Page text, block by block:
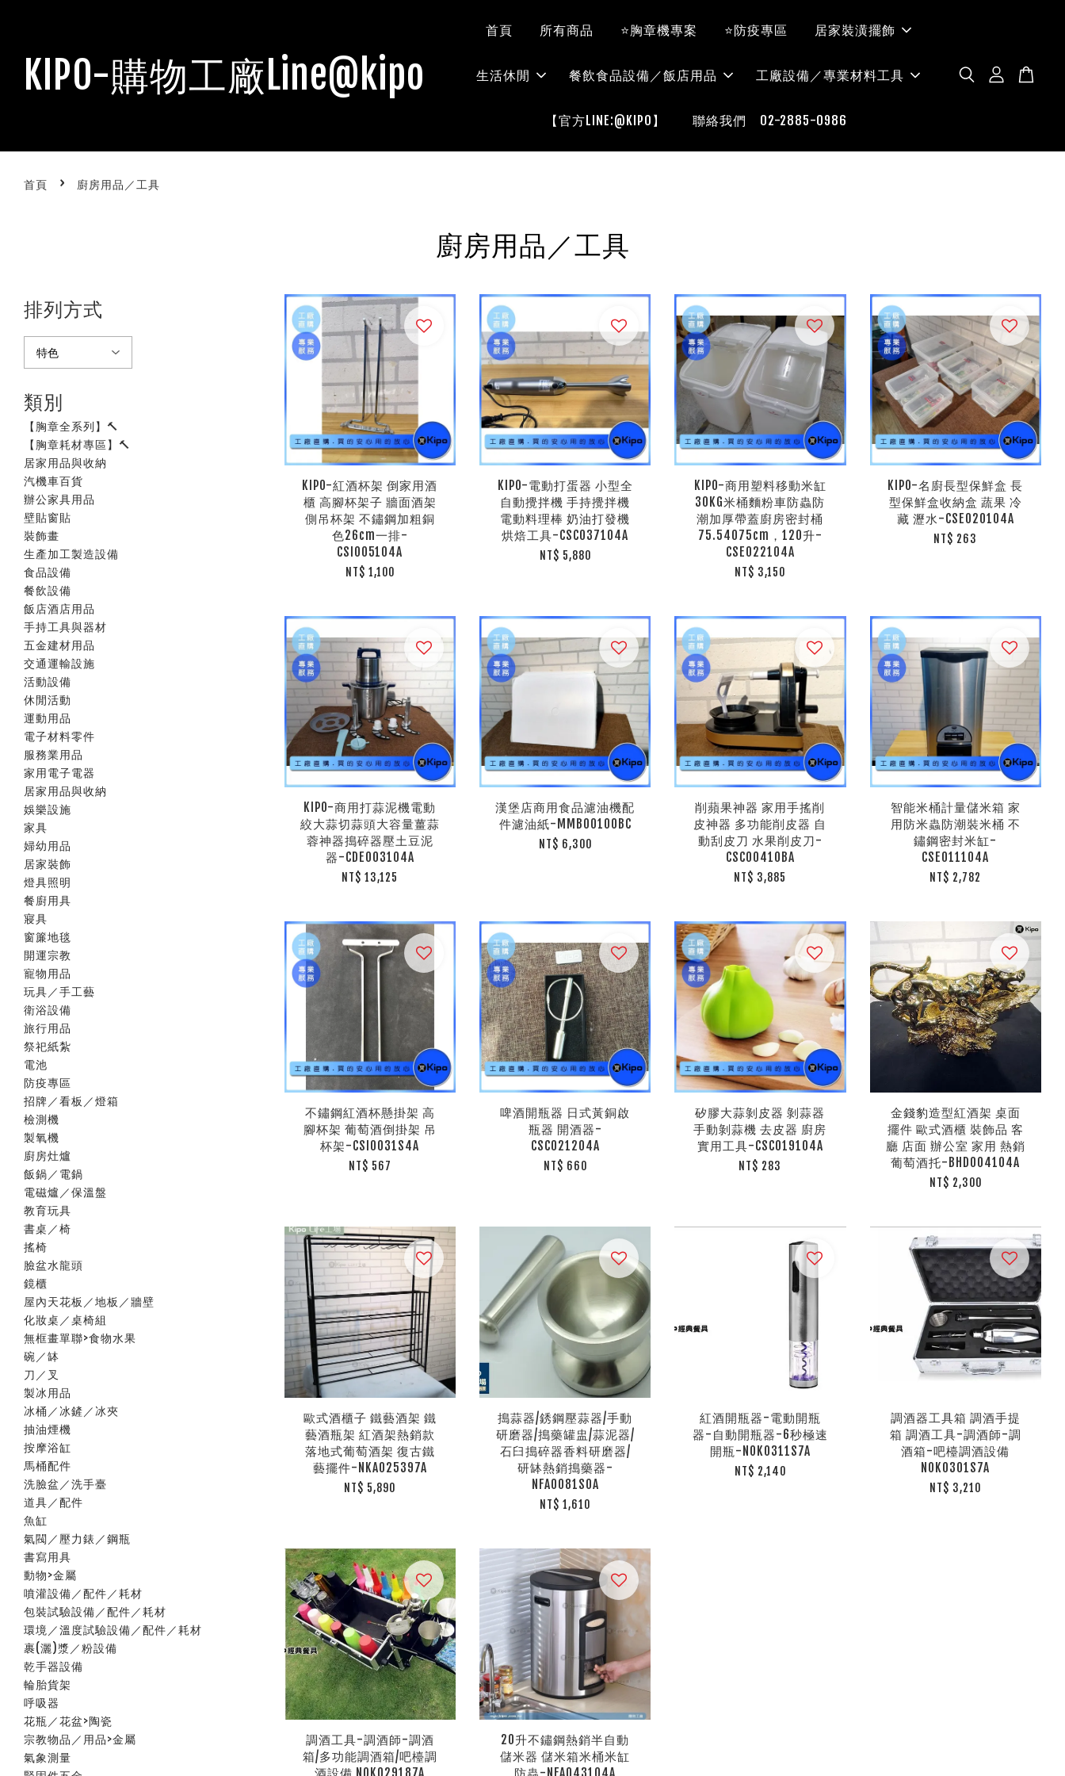
KIPO-購物工廠Line@kipo
首頁 所有商品 ⭐胸章機專案 ⭐防疫專區 居家裝潢擺飾
生活休閒 餐飲食品設備／飯店用品 工廠設備／專業材料工具
【官方LINE:@KIPO】 聯絡我們 02-2885-0986
首頁 › 廚房用品／工具
廚房用品／工具
排列方式
類別
【胸章全系列】🔨
【胸章耗材專區】🔨
居家用品與收納
汽機車百貨
辦公家具用品
壁貼窗貼
裝飾畫
生產加工製造設備
食品設備
餐飲設備
飯店酒店用品
手持工具與器材
五金建材用品
交通運輸設施
活動設備
休閒活動
運動用品
電子材料零件
服務業用品
家用電子電器
居家用品與收納
娛樂設施
家具
婦幼用品
居家裝飾
燈具照明
餐廚用具
寢具
窗簾地毯
開運宗教
寵物用品
玩具／手工藝
衛浴設備
旅行用品
祭祀紙紮
電池
防疫專區
招牌／看板／燈箱
檢測機
製氧機
廚房灶爐
飯鍋／電鍋
電磁爐／保溫盤
教育玩具
書桌／椅
搖椅
臉盆水龍頭
鏡櫃
屋內天花板／地板／牆壁
化妝桌／桌椅組
無框畫單聯>食物水果
碗／缽
刀／叉
製冰用品
冰桶／冰鏟／冰夾
抽油煙機
按摩浴缸
馬桶配件
洗臉盆／洗手臺
道具／配件
魚缸
氣閥／壓力錶／鋼瓶
書寫用具
動物>金屬
噴灌設備／配件／耗材
包裝試驗設備／配件／耗材
環境／溫度試驗設備／配件／耗材
裹(灑)漿／粉設備
乾手器設備
輪胎貨架
呼吸器
花瓶／花盆>陶瓷
宗教物品／用品>金屬
氣象測量
KIPO-紅酒杯架 倒家用酒
櫃 高腳杯架子 牆面酒架
側吊杯架 不鏽鋼加粗銅
色26cm一排-
CSI005104A
NT$ 1,100
KIPO-電動打蛋器 小型全
自動攪拌機 手持攪拌機
電動料理棒 奶油打發機
烘焙工具-CSC037104A
NT$ 5,880
KIPO-商用塑料移動米缸
30KG米桶麵粉車防蟲防
潮加厚帶蓋廚房密封桶
75.54075cm，120升-
CSE022104A
NT$ 3,150
KIPO-名廚長型保鮮盒 長
型保鮮盒收納盒 蔬果 冷
藏 瀝水-CSE020104A
NT$ 263
KIPO-商用打蒜泥機電動
絞大蒜切蒜頭大容量薑蒜
蓉神器搗碎器壓土豆泥
器-CDE003104A
NT$ 13,125
漢堡店商用食品濾油機配
件濾油紙-MMB00100BC
NT$ 6,300
削蘋果神器 家用手搖削
皮神器 多功能削皮器 自
動刮皮刀 水果削皮刀-
CSC00410BA
NT$ 3,885
智能米桶計量儲米箱 家
用防米蟲防潮裝米桶 不
鏽鋼密封米缸-
CSE011104A
NT$ 2,782
不鏽鋼紅酒杯懸掛架 高
腳杯架 葡萄酒倒掛架 吊
杯架-CSI0031S4A
NT$ 567
啤酒開瓶器 日式黃銅啟
瓶器 開酒器-
CSC021204A
NT$ 660
矽膠大蒜剝皮器 剝蒜器
手動剝蒜機 去皮器 廚房
實用工具-CSC019104A
NT$ 283
金錢豹造型紅酒架 桌面
擺件 歐式酒櫃 裝飾品 客
廳 店面 辦公室 家用 熱銷
葡萄酒托-BHD004104A
NT$ 2,300
歐式酒櫃子 鐵藝酒架 鐵
藝酒瓶架 紅酒架熱銷款
落地式葡萄酒架 復古鐵
藝擺件-NKA025397A
NT$ 5,890
搗蒜器/銹鋼壓蒜器/手動
研磨器/搗藥罐盅/蒜泥器/
石臼搗碎器香料研磨器/
研缽熱銷搗藥器-
NFA0081S0A
NT$ 1,610
紅酒開瓶器-電動開瓶
器-自動開瓶器-6秒極速
開瓶-NOK0311S7A
NT$ 2,140
調酒器工具箱 調酒手提
箱 調酒工具-調酒師-調
酒箱-吧檯調酒設備
NOK0301S7A
NT$ 3,210
調酒工具-調酒師-調酒
箱/多功能調酒箱/吧檯調
酒設備 NOK029187A
20升不鏽鋼熱銷半自動
儲米器 儲米箱米桶米缸
防蟲-NFA043104A